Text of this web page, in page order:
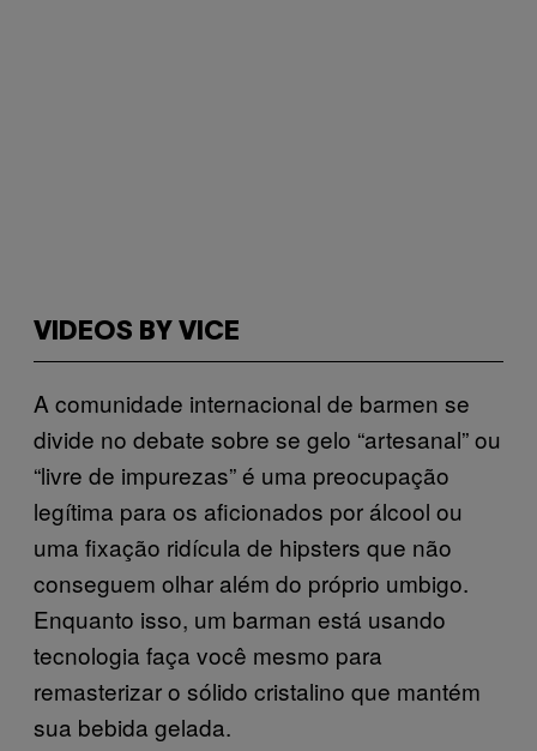
VIDEOS BY VICE
A comunidade internacional de barmen se
divide no debate sobre se gelo “artesanal” ou
“livre de impurezas” é uma preocupação
legítima para os aficionados por álcool ou
uma fixação ridícula de hipsters que não
conseguem olhar além do próprio umbigo.
Enquanto isso, um barman está usando
tecnologia faça você mesmo para
remasterizar o sólido cristalino que mantém
sua bebida gelada.